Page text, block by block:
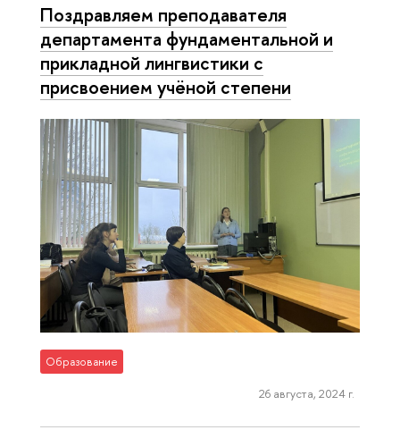
Поздравляем преподавателя
департамента фундаментальной и
прикладной лингвистики с
присвоением учёной степени
Образование
26 августа, 2024 г.